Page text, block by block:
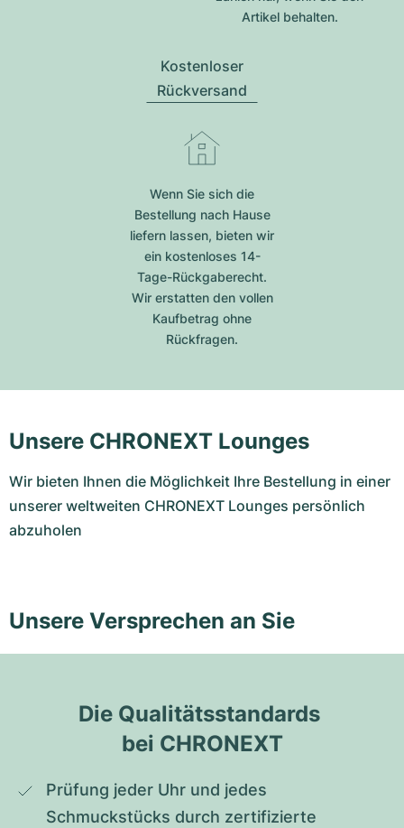
Artikel behalten.
Kostenloser
Rückversand
Wenn Sie sich die
Bestellung nach Hause
liefern lassen, bieten wir
ein kostenloses 14-
Tage-Rückgaberecht.
Wir erstatten den vollen
Kaufbetrag ohne
Rückfragen.
Unsere CHRONEXT Lounges
Wir bieten Ihnen die Möglichkeit Ihre Bestellung in einer
unserer weltweiten CHRONEXT Lounges persönlich
abzuholen
Unsere Versprechen an Sie
Die Qualitätsstandards
bei CHRONEXT
Prüfung jeder Uhr und jedes
Schmuckstücks durch zertifizierte